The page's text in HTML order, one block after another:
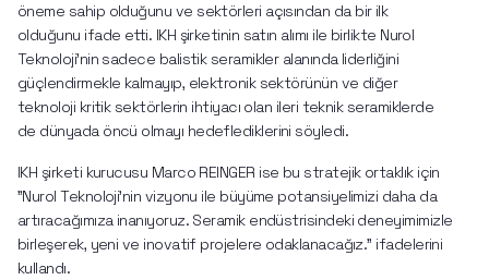
öneme sahip olduğunu ve sektörleri açısından da bir ilk
olduğunu ifade etti. IKH şirketinin satın alımı ile birlikte Nurol
Teknoloji’nin sadece balistik seramikler alanında liderliğini
güçlendirmekle kalmayıp, elektronik sektörünün ve diğer
teknoloji kritik sektörlerin ihtiyacı olan ileri teknik seramiklerde
de dünyada öncü olmayı hedeflediklerini söyledi.
IKH şirketi kurucusu Marco REINGER ise bu stratejik ortaklık için
"Nurol Teknoloji'nin vizyonu ile büyüme potansiyelimizi daha da
artıracağımıza inanıyoruz. Seramik endüstrisindeki deneyimimizle
birleşerek, yeni ve inovatif projelere odaklanacağız." ifadelerini
kullandı.